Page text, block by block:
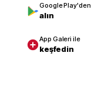
Google Play'den
alın
App Galeri ile
keşfedin